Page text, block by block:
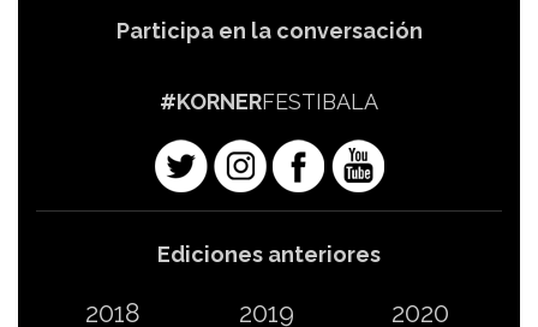
Participa en la conversación
#KORNERFESTIBALA
Ediciones anteriores
2018 2019 2020